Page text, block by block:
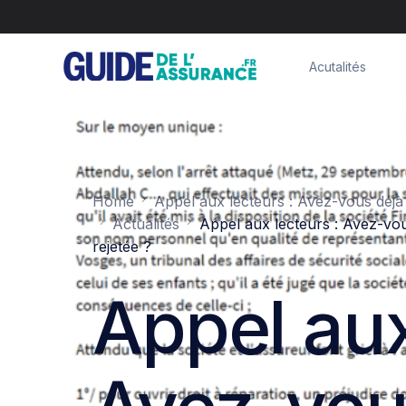
Acutalités
Home
Appel aux lecteurs : Avez-vous déjà
Actualités
Appel aux lecteurs : Avez-
rejetée ?
Appel